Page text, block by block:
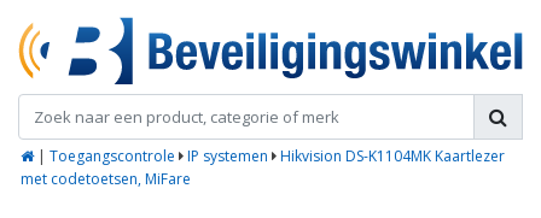
| Toegangscontrole IP systemen
Hikvision DS-K1104MK Kaartlezer
met codetoetsen, MiFare